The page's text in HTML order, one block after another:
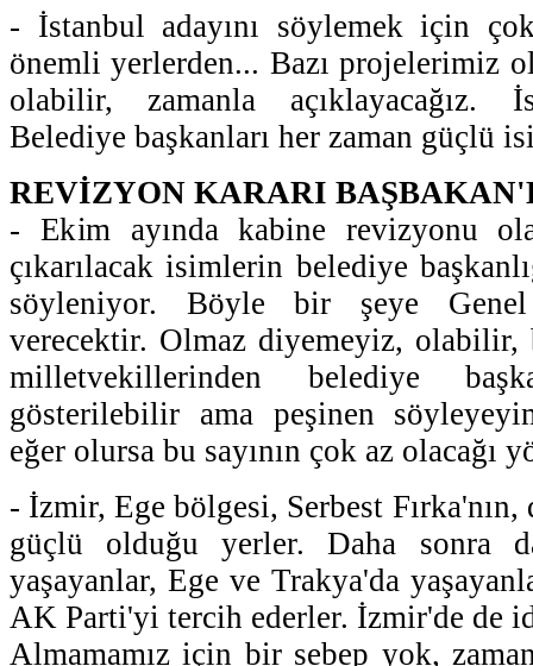
- İstanbul adayını söylemek için
önemli yerlerden... Bazı projelerimiz
olabilir, zamanla açıklayacağız.
Belediye başkanları her zaman güçlü
REVİZYON KARARI
- Ekim ayında kabine revizyonu
çıkarılacak isimlerin belediye
söyleniyor. Böyle bir şeye Genel
verecektir. Olmaz diyemeyiz, olabilir,
milletvekillerinden belediye
gösterilebilir ama peşinen
eğer olursa bu sayının çok az olacağı
- İzmir, Ege bölgesi, Serbest
güçlü olduğu yerler. Daha sonra
yaşayanlar, Ege ve Trakya'da
AK Parti'yi tercih ederler. İzmir'de de
Almamamız için bir sebep yok,